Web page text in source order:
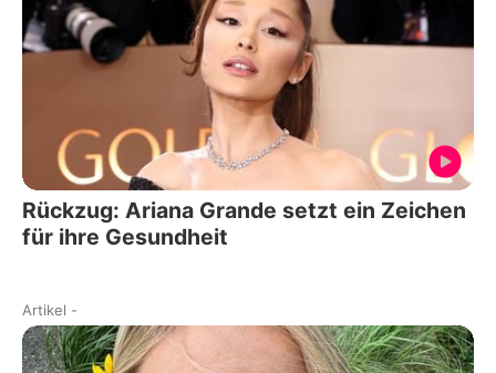
Rückzug: Ariana Grande setzt ein Zeichen
für ihre Gesundheit
Artikel -